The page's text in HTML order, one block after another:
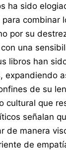
ha sido
combinar
por su
una
libros han
expandiendo
de su
cultural que
señalan
de manera
de